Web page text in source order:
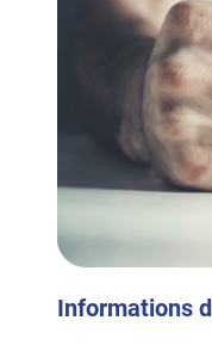
Informations